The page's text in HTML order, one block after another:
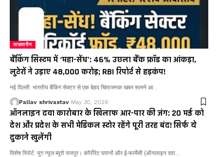
ताज़ातरीन
बैंकिंग सिस्टम में ‘महा-सेंध’: 46% उछला बैंक फ्रॉड का आंकड़ा,
लुटेरों ने उड़ाए ₹48,000 करोड़; RBI रिपोर्ट से हड़कंप!
नई दिल्ली: भारतीय बैंकिंग सेक्टर से एक बेहद चिंताजनक खबर सामने आ…
Pallav shrivastav May 30, 2026
ऑनलाइन दवा कारोबार के खिलाफ आर-पार की जंग: 20 मई को
देश और प्रदेश के सभी मेडिकल स्टोर रहेंगे पूरी तरह बंद! सिर्फ ये
दुकाने खुलेंगी
विशेष रिपोर्ट: युग न्यूज ब्यूरो रायपुर। कॉर्पोरेट घरानों और ई-फार्मेसी (ऑनलाइन दवा…